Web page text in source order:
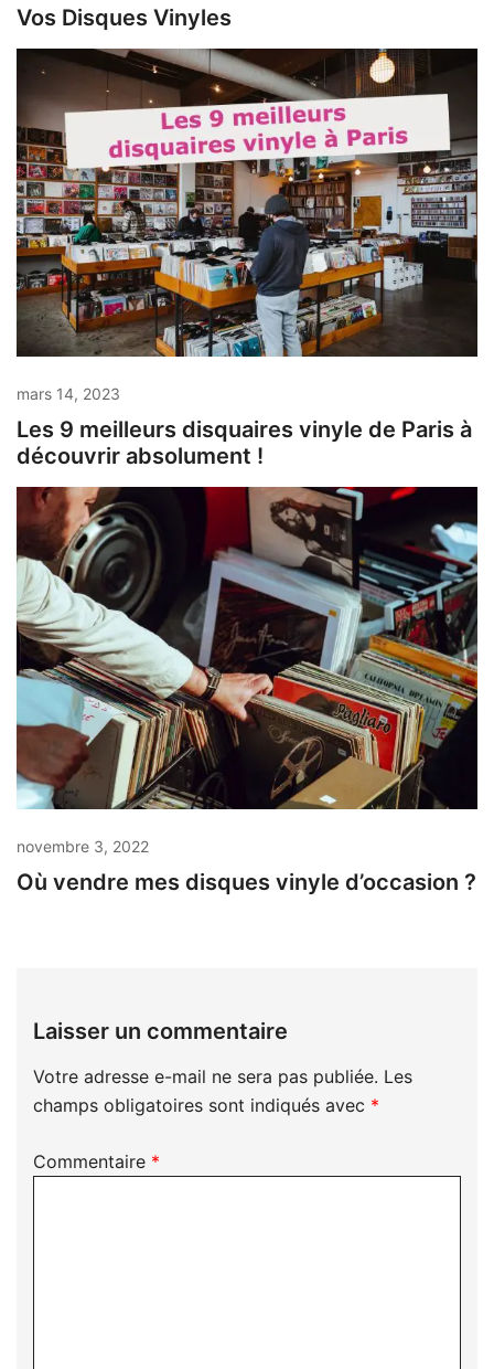
Vos Disques Vinyles
mars 14, 2023
Les 9 meilleurs disquaires vinyle de Paris à
découvrir absolument !
novembre 3, 2022
Où vendre mes disques vinyle d’occasion ?
Laisser un commentaire
Votre adresse e-mail ne sera pas publiée. Les
champs obligatoires sont indiqués avec *
Commentaire *